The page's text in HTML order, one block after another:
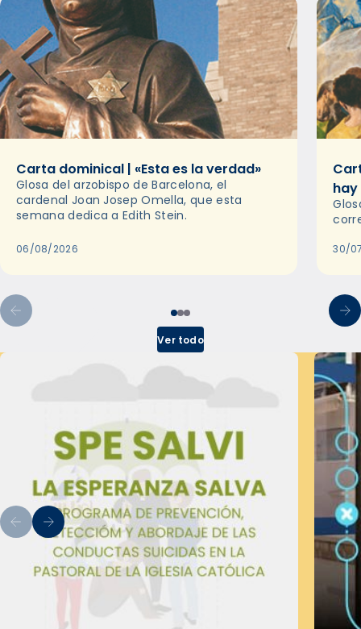
Carta dominical | «Esta es la verdad»
Glosa del arzobispo de Barcelona, el
cardenal Joan Josep Omella, que esta
semana dedica a Edith Stein.
06/08/2026 30/
Ver todo